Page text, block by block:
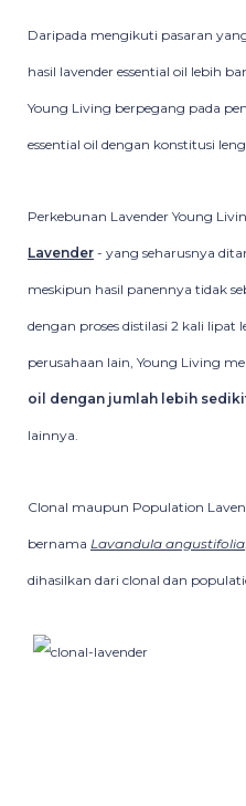
Daripada mengikuti pasaran
hasil lavender essential oil lebih
Young Living berpegang pada
essential oil dengan konstitusi
Perkebunan Lavender Young
Lavender - yang seharusnya
meskipun hasil panennya tidak
dengan proses distilasi 2 kali lipat
perusahaan lain, Young Living
oil dengan jumlah lebih
lainnya.
Clonal maupun Population
bernama Lavandula angustifolia
dihasilkan dari clonal dan